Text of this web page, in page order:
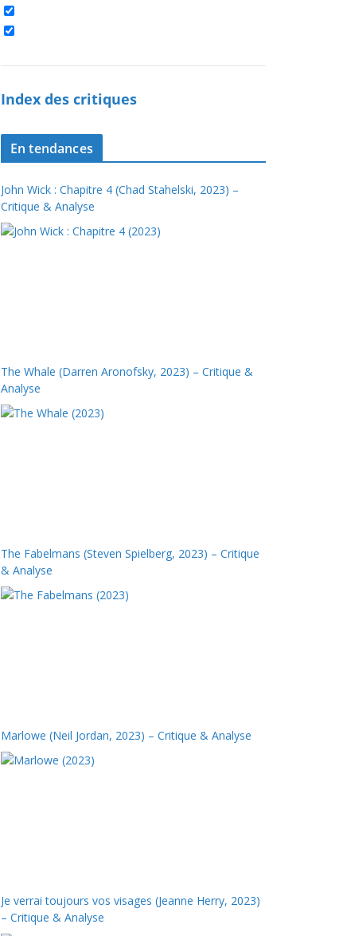
Index des critiques
En tendances
John Wick : Chapitre 4 (Chad Stahelski, 2023) –
Critique & Analyse
The Whale (Darren Aronofsky, 2023) – Critique &
Analyse
The Fabelmans (Steven Spielberg, 2023) – Critique
& Analyse
Marlowe (Neil Jordan, 2023) – Critique & Analyse
Je verrai toujours vos visages (Jeanne Herry, 2023)
– Critique & Analyse